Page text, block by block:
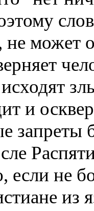
не может
исходят
и
запреты
если не